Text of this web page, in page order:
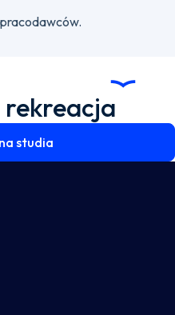
rekreacja
studia